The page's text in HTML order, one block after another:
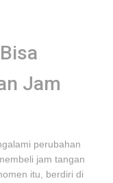
Jam
perubahan
jam tangan
itu, berdiri di